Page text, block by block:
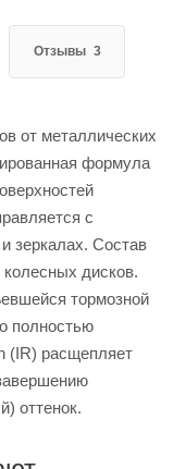
Отзывы 3
от металлических
формула
с
зеркалах. Состав
дисков.
тормозной
полностью
(IR) расщепляет
оттенок.